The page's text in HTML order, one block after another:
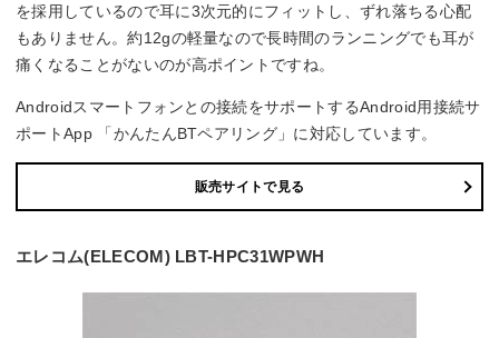
を採用しているので耳に3次元的にフィットし、ずれ落ちる心配
もありません。約12gの軽量なので長時間のランニングでも耳が
痛くなることがないのが高ポイントですね。
Androidスマートフォンとの接続をサポートするAndroid用接続サ
ポートApp 「かんたんBTペアリング」に対応しています。
販売サイトで見る
エレコム(ELECOM) LBT-HPC31WPWH